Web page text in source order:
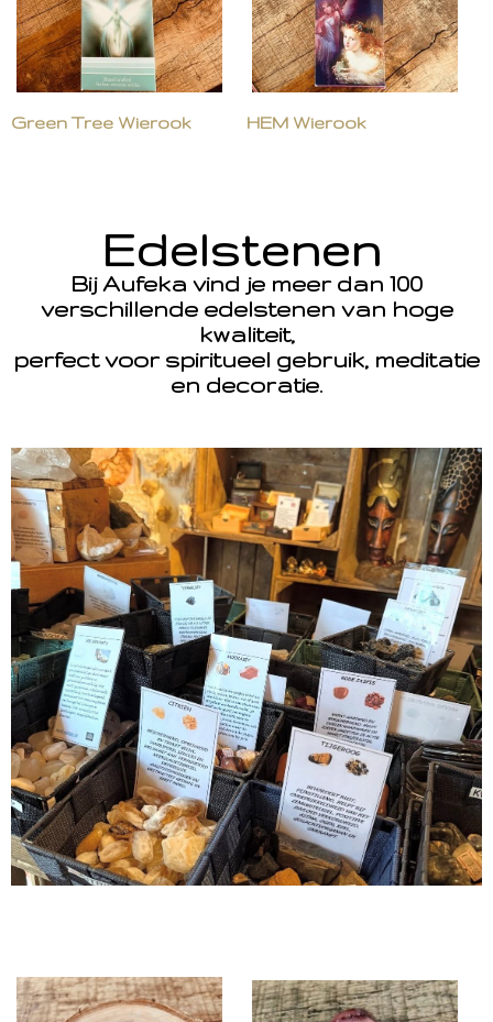
Green Tree Wierook HEM Wierook
Edelstenen
Bij Aufeka vind je meer dan 100
verschillende edelstenen van hoge
kwaliteit,
perfect voor spiritueel gebruik, meditatie
en decoratie.